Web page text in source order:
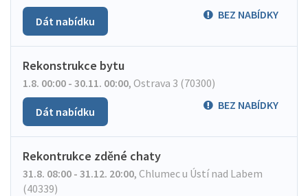
BEZ NABÍDKY
Dát nabídku
Rekonstrukce bytu
1.8. 00:00 - 30.11. 00:00, Ostrava 3 (70300)
BEZ NABÍDKY
Dát nabídku
Rekontrukce zděné chaty
31.8. 08:00 - 31.12. 20:00, Chlumec u Ústí nad Labem
(40339)